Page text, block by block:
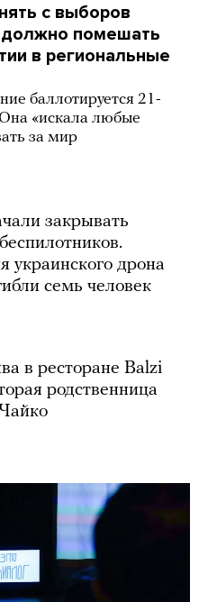
с выборов
должно помешать
в региональные
баллотируется 21-
«искала любые
за мир
закрывать
украинского дрона
семь человек
в ресторане Balzi
родственница